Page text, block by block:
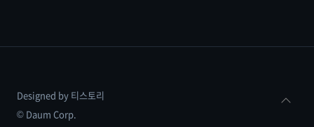
고..
Designed by 티스토리
© Daum Corp.